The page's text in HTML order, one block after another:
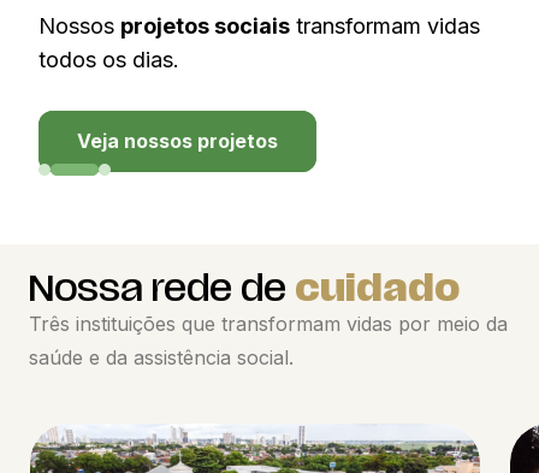
Nossos projetos sociais transformam vidas
todos os dias.
Veja nossos projetos
Nossa rede de cuidado
Três instituições que transformam vidas por meio da
saúde e da assistência social.